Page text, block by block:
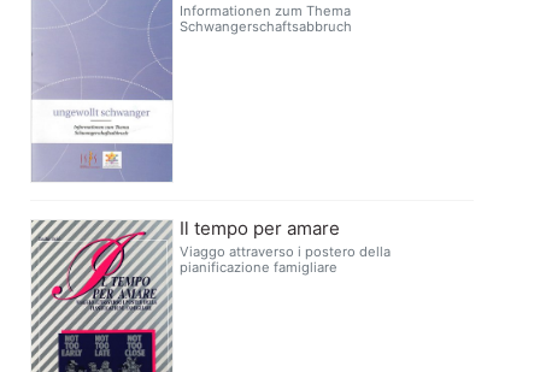
Informationen zum Thema
Schwangerschaftsabbruch
Il tempo per amare
Viaggo attraverso i postero della
pianificazione famigliare